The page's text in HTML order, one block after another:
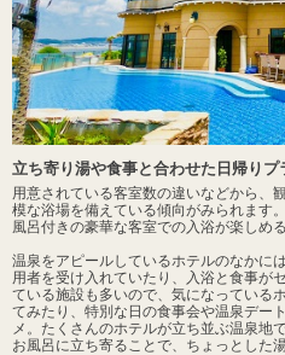
立ち寄り湯や食事と合わせた日帰りプ
用意されている客室数の違いなどから、
模な浴場を備えている傾向がみられます
風呂付きの豪華な客室での入浴が楽しめ
温泉をアピールしているホテルのなかに
用者を受け入れていたり、入浴と食事が
ている施設も多いので、気になっている
てみたり、特別な日の食事会や温泉デー
メ。たくさんのホテルが立ち並ぶ温泉地
お風呂に立ち寄ることで、ちょっとした